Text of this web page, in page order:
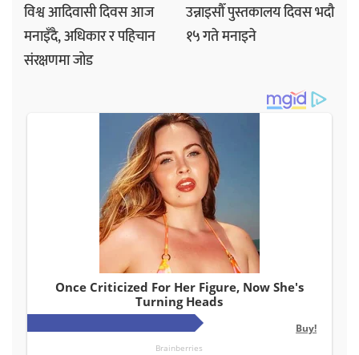
विश्व आदिवासी दिवस आज
मनाइँदै, अधिकार र पहिचान
संरक्षणमा जोड
उन्नाइसौँ पुस्तकालय दिवस भदौ
१५ गते मनाइने